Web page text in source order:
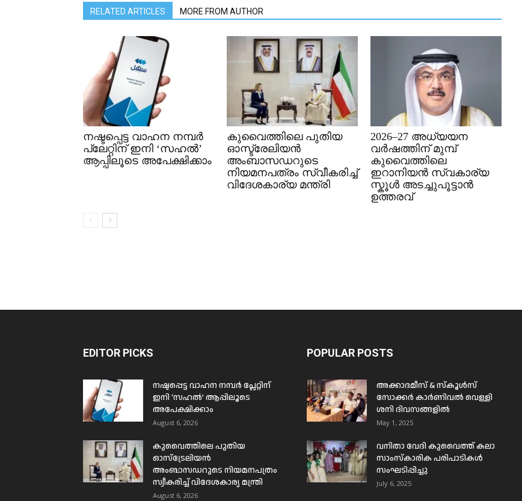
RELATED ARTICLES MORE FROM AUTHOR
നഷ്ടപ്പെട്ട വാഹന നമ്പർ
പ്ലേറ്റിന് ഇനി ‘സഹൽ’
ആപ്പിലൂടെ അപേക്ഷിക്കാം
കുവൈത്തിലെ പുതിയ
ഓസ്ട്രേലിയൻ
അംബാസഡറുടെ
നിയമനപത്രം സ്വീകരിച്ച്
വിദേശകാര്യ മന്ത്രി
2026–27 അധ്യയന
വർഷത്തിന് മുമ്പ്
കുവൈത്തിലെ
ഇറാനിയൻ സ്വകാര്യ
സ്കൂൾ അടച്ചുപൂട്ടാൻ
ഉത്തരവ്
EDITOR PICKS
നഷ്ടപ്പെട്ട വാഹന നമ്പർ പ്ലേറ്റിന്
ഇനി ‘സഹൽ’ ആപ്പിലൂടെ
അപേക്ഷിക്കാം
August 6, 2026
കുവൈത്തിലെ പുതിയ
ഓസ്ട്രേലിയൻ
അംബാസഡറുടെ നിയമനപത്രം
സ്വീകരിച്ച് വിദേശകാര്യ മന്ത്രി
August 6, 2026
POPULAR POSTS
അക്കാദമീസ് & സ്കൂൾസ്
സോക്കർ കാർണിവൽ വെള്ളി
ശനി ദിവസങ്ങളിൽ
May 1, 2025
വനിതാ വേദി കുവൈത്ത് കലാ
സാംസ്കാരിക പരിപാടികൾ
സംഘടിപ്പിച്ചു
July 6, 2025